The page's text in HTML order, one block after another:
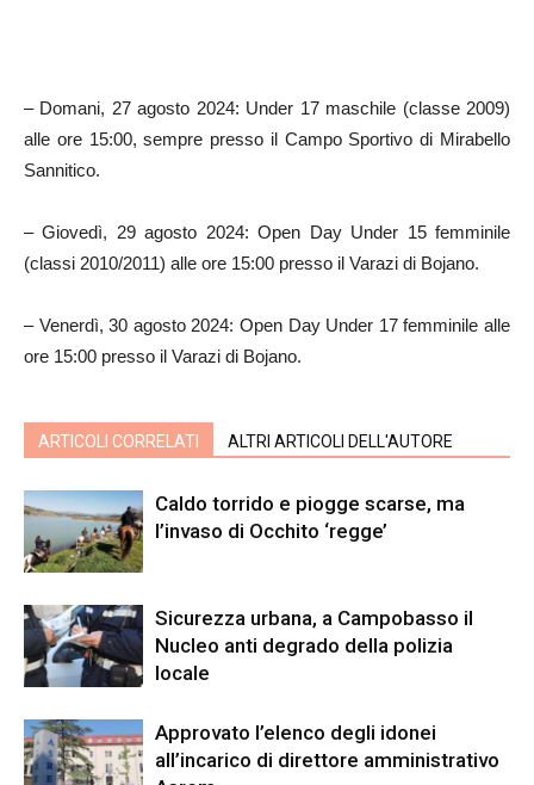
– Domani, 27 agosto 2024: Under 17 maschile (classe 2009)
alle ore 15:00, sempre presso il Campo Sportivo di Mirabello
Sannitico.
– Giovedì, 29 agosto 2024: Open Day Under 15 femminile
(classi 2010/2011) alle ore 15:00 presso il Varazi di Bojano.
– Venerdì, 30 agosto 2024: Open Day Under 17 femminile alle
ore 15:00 presso il Varazi di Bojano.
ARTICOLI CORRELATI ALTRI ARTICOLI DELL'AUTORE
Caldo torrido e piogge scarse, ma
l’invaso di Occhito ‘regge’
Sicurezza urbana, a Campobasso il
Nucleo anti degrado della polizia
locale
Approvato l’elenco degli idonei
all’incarico di direttore amministrativo